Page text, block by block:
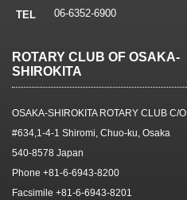
TEL
06-6352-6900
ROTARY CLUB OF OSAKA-
SHIROKITA
OSAKA-SHIROKITA ROTARY CLUB C/O
#634,1-4-1 Shiromi, Chuo-ku, Osaka
540-8578 Japan
Phone +81-6-6943-8200
Facsimile +81-6-6943-8201